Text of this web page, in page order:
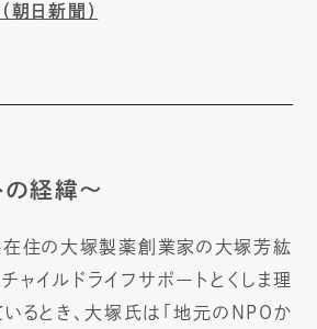
朝日新聞）
の経緯～
住の大塚製薬創業家の大塚芳紘
ャイルドライフサポートとくしま理
いるとき、大塚氏は「地元のNPOか